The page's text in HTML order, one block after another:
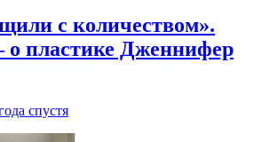
с количеством».
пластике Дженнифер
спустя